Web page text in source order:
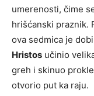
umerenosti, čime
hrišćanski praznik.
ova sedmica je
Hristos učinio
greh i skinuo
otvorio put ka raju.